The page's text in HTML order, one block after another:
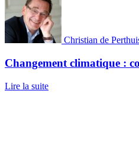
Christian de
Changement climatique :
Lire la suite